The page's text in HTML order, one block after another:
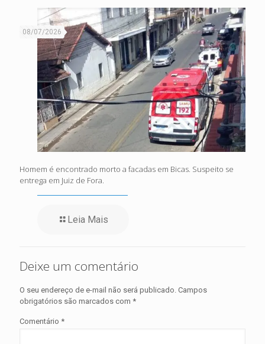
08/07/2026
Homem é encontrado morto a facadas em Bicas. Suspeito se
entrega em Juiz de Fora.
Leia Mais
Deixe um comentário
O seu endereço de e-mail não será publicado. Campos
obrigatórios são marcados com *
Comentário *